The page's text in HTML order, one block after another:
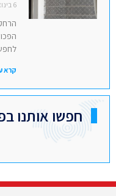
הרחקת
הפכו
לחפש
קרא
חפשו אותנו